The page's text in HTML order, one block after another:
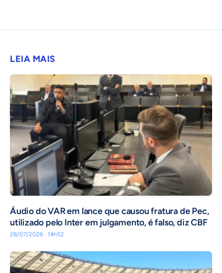
LEIA MAIS
Áudio do VAR em lance que causou fratura de Pec,
utilizado pelo Inter em julgamento, é falso, diz CBF
28/07/2026 · 14h52